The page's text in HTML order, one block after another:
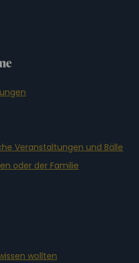
Veranstaltungen und Bälle
oder der Familie
wollten